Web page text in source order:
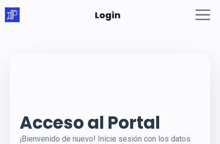
Saltar
al
Login
Acceso al Portal
¡Bienvenido de nuevo! Inicie sesión con los datos